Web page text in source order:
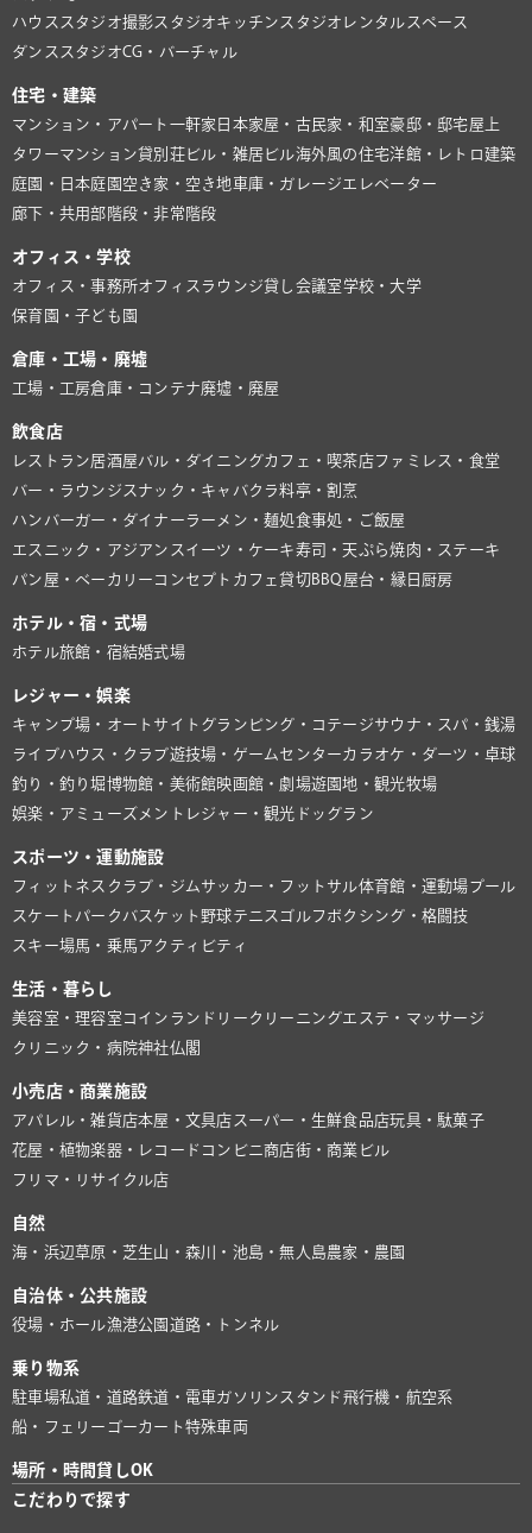
ハウススタジオ撮影スタジオキッチンスタジオ レンタルスペース
ダンススタジオCG・バーチャル
住宅・建築
マンション・アパート 一軒家 日本家屋・古民家・和室豪邸・邸宅屋上
タワーマンション貸別荘ビル・雑居ビル海外風の住宅洋館・レトロ建築
庭園・日本庭園 空き家・空き地 車庫・ガレージ エレベーター
廊下・共用部 階段・非常階段
オフィス・学校
オフィス・事務所オフィスラウンジ貸し会議室学校・大学
保育園・子ども園
倉庫・工場・廃墟
工場・工房倉庫・コンテナ廃墟・廃屋
飲食店
レストラン居酒屋バル・ダイニングカフェ・喫茶店ファミレス・食堂
バー・ラウンジ スナック・キャバクラ料亭・割烹
ハンバーガー・ダイナーラーメン・麺処食事処・ご飯屋
エスニック・アジアン スイーツ・ケーキ寿司・天ぷら焼肉・ステーキ
パン屋・ベーカリー コンセプトカフェ貸切BBQ 屋台・縁日 厨房
ホテル・宿・式場
ホテル旅館・宿結婚式場
レジャー・娯楽
キャンプ場・オートサイト グランピング・コテージサウナ・スパ・銭湯
ライブハウス・クラブ遊技場・ゲームセンターカラオケ・ダーツ・卓球
釣り・釣り堀博物館・美術館映画館・劇場遊園地・観光牧場
娯楽・アミューズメント レジャー・観光 ドッグラン
スポーツ・運動施設
フィットネスクラブ・ジム サッカー・フットサル体育館・運動場プール
スケートパーク バスケット 野球テニス ゴルフ ボクシング・格闘技
スキー場馬・乗馬アクティビティ
生活・暮らし
美容室・理容室 コインランドリー クリーニングエステ・マッサージ
クリニック・病院神社仏閣
小売店・商業施設
アパレル・雑貨店本屋・文具店 スーパー・生鮮食品店玩具・駄菓子
花屋・植物楽器・レコード コンビニ商店街・商業ビル
フリマ・リサイクル店
自然
海・浜辺 草原・芝生山・森川・池島・無人島農家・農園
自治体・公共施設
役場・ホール漁港公園 道路・トンネル
乗り物系
駐車場私道・道路鉄道・電車 ガソリンスタンド 飛行機・航空系
船・フェリー ゴーカート特殊車両
場所・時間貸しOK
こだわりで探す